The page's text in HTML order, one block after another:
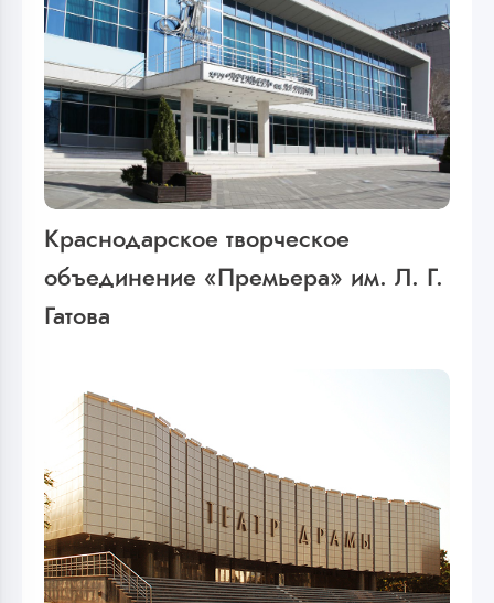
Краснодарское творческое
объединение «Премьера» им. Л. Г.
Гатова